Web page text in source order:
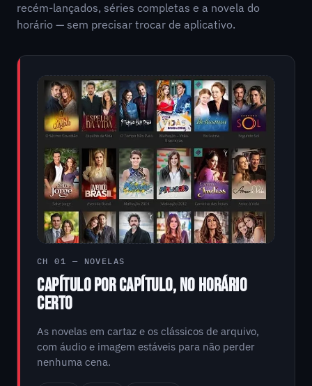
recém-lançados, séries completas e a novela do
horário — sem precisar trocar de aplicativo.
CH 01 — NOVELAS
CAPÍTULO POR CAPÍTULO, NO HORÁRIO
CERTO
As novelas em cartaz e os clássicos de arquivo,
com áudio e imagem estáveis para não perder
nenhuma cena.